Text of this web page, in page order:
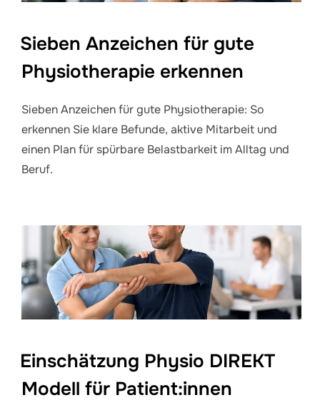
Sieben Anzeichen für gute
Physiotherapie erkennen
Sieben Anzeichen für gute Physiotherapie: So
erkennen Sie klare Befunde, aktive Mitarbeit und
einen Plan für spürbare Belastbarkeit im Alltag und
Beruf.
Einschätzung Physio DIREKT
Modell für Patient:innen